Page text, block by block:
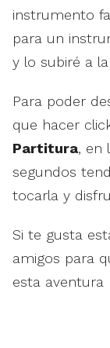
instrumento
para un
y lo subiré a
Para poder
que hacer
Partitura, en
segundos
tocarla y
Si te gusta
amigos para
esta aventura